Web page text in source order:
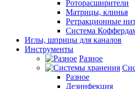
Роторасширители
Матрицы, клинья
Ретракционные
Система
Иглы, шприцы для каналов
Инструменты
Разное
Разное
Дезинфекция